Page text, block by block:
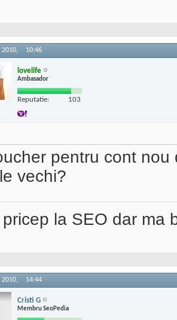
10:46
lovelife
Ambasador
Reputatie: 103
pentru cont
vechi?
la SEO dar ma
14:44
Cristi G
Membru SeoPedia